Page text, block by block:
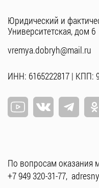
Юридический и
Университетская, дом 6
vremya.dobryh@mail.ru
ИНН: 6165222817 | КПП:
По вопросам оказания
+7 949 320-31-77,